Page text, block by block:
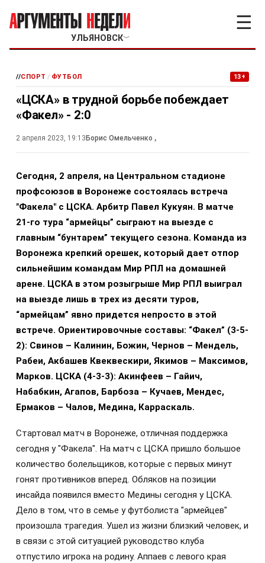
УЛЬЯНОВСК﹀
☰
//СПОРТ / ФУТБОЛ 13+
«ЦСКА» в трудной борьбе побеждает
«Факел» - 2:0
2 апреля 2023, 19:13 Борис Омельченко ,
Сегодня, 2 апреля, на Центральном стадионе
профсоюзов в Воронеже состоялась встреча
"Факела" с ЦСКА. Арбитр Павел Кукуян. В матче
21-го тура “армейцы” сыграют на выезде с
главным “бунтарем” текущего сезона. Команда из
Воронежа крепкий орешек, который дает отпор
сильнейшим командам Мир РПЛ на домашней
арене. ЦСКА в этом розыгрыше Мир РПЛ выиграл
на выезде лишь в трех из десяти туров,
“армейцам” явно придется непросто в этой
встрече. Ориентировочные составы: “Факел” (3-5-
2): Свинов – Калинин, Божин, Чернов – Мендель,
Рабеи, Акбашев Квеквескири, Якимов – Максимов,
Марков. ЦСКА (4-3-3): Акинфеев – Гайич,
Набабкин, Агапов, Барбоза – Кучаев, Мендес,
Ермаков – Чалов, Медина, Карраскаль.
Стартовал матч в Воронеже, отличная поддержка
сегодня у "Факела". На матч с ЦСКА пришло большое
количество болельщиков, которые с первых минут
гонят противников вперед. Обляков на позиции
инсайда появился вместо Медины сегодня у ЦСКА.
Дело в том, что в семье у футболиста "армейцев"
произошла трагедия. Ушел из жизни близкий человек, и
в связи с этой ситуацией руководство клуба
отпустило игрока на родину.​ Аппаев с левого края